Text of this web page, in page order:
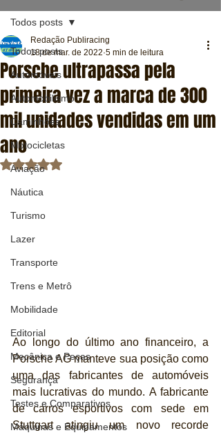
Todos posts
Automóveis
Automobilismo
Caminhões
Motocicletas
Aviação
Náutica
Turismo
Lazer
Transporte
Trens e Metrô
Mobilidade
Editorial
Mecânica e Peças
Segurança
Testes e Comparativos
Máquinas e Equipamentos
Todos posts
Porsche ultrapassa pela
primeira vez a marca de 300
mil unidades vendidas em um
ano
Redação Publiracing
18 de mar. de 2022 5 min de leitura
Avaliado com NaN de 5 estrelas.
Ao longo do último ano financeiro, a
Porsche AG manteve sua posição como
uma das fabricantes de automóveis
mais lucrativas do mundo. A fabricante
de carros esportivos com sede em
Stuttgart atingiu um novo recorde